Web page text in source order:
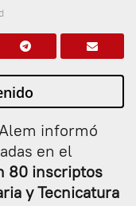
informó
en el
80 inscriptos
y Tecnicatura